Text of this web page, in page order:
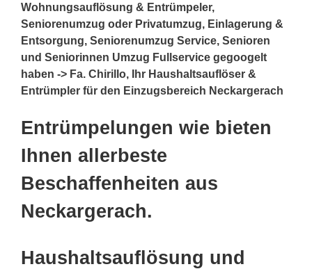
Wohnungsauflösung & Entrümpeler,
Seniorenumzug oder Privatumzug, Einlagerung &
Entsorgung, Seniorenumzug Service, Senioren
und Seniorinnen Umzug Fullservice gegoogelt
haben -> Fa. Chirillo, Ihr Haushaltsauflöser &
Entrümpler für den Einzugsbereich Neckargerach
Entrümpelungen wie bieten
Ihnen allerbeste
Beschaffenheiten aus
Neckargerach.
Haushaltsauflösung und